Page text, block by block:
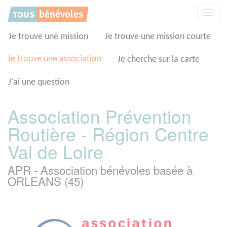
Je trouve une mission Je trouve une mission courte
Je trouve une association Je cherche sur la carte
J'ai une question
Association Prévention
Routière - Région Centre
Val de Loire
APR - Association bénévoles basée à
ORLEANS (45)
Panneau de gestion des cookies